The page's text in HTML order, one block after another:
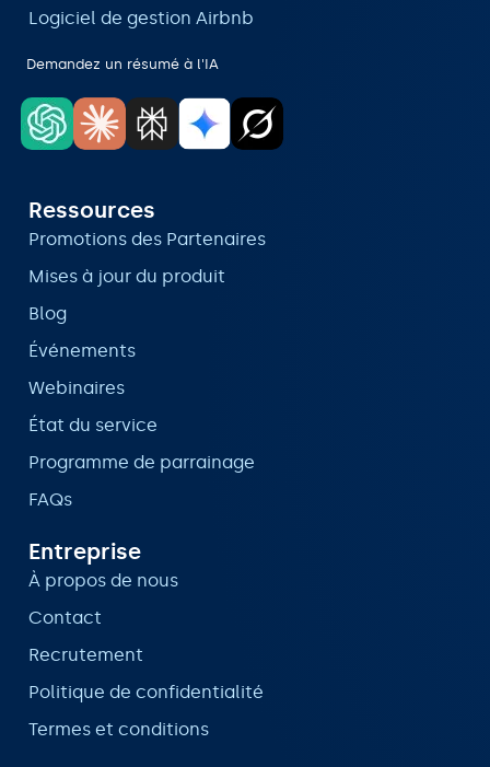
Logiciel de gestion Airbnb
Demandez un résumé à l'IA
Ressources
Promotions des Partenaires
Mises à jour du produit
Blog
Événements
Webinaires
État du service
Programme de parrainage
FAQs
Entreprise
À propos de nous
Contact
Recrutement
Politique de confidentialité
Termes et conditions